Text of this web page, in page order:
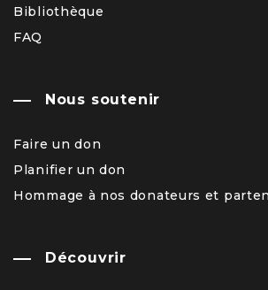
Bibliothèque
FAQ
Nous soutenir
Faire un don
Planifier un don
Hommage à nos donateurs et
Découvrir